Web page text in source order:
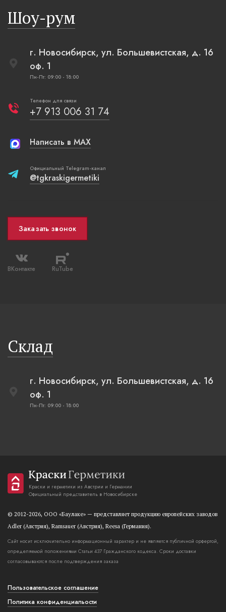
Шоу-рум
г. Новосибирск, ул. Большевистская, д. 16
оф. 1
Пн-Пт: 09:00 - 18:00
Телефон для связи
+7 913 006 31 74
Написать в MAX
Официальный Telegram-канал
@tgkraskigermetiki
Заказать звонок
ВКонтакте RuTube
Склад
г. Новосибирск, ул. Большевистская, д. 16
оф. 1
Пн-Пт: 09:00 - 18:00
Краски и герметики из Австрии и Германии
Официальный представитель в Новосибирске
© 2012-2026, OOO «Баулаке» — представляет продукцию европейских заводов
Adler (Австрия), Ramsauer (Австрия), Reesa (Германия).
Сайт носит исключительно информационный характер и не является публичной орфертой,
определяемой положениями Статьи 437 Гражданского кодекса. Сроки доставки
согласовываются после подтверждения заказа
Пользовательское соглашение
Политика конфиденциальости